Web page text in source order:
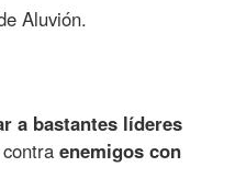
Aluvión.
a bastantes líderes
contraenemigos con